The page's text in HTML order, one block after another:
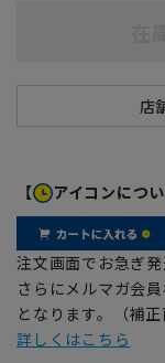
【 アイコンについ
注文画面でお急ぎ発
さらにメルマガ会
となります。（補
詳しくはこちら